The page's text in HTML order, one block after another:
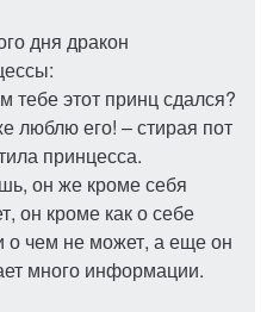
дня дракон
тебе этот принц сдался?
люблю его! – стирая пот
принцесса.
он же кроме себя
он кроме как о себе
о чем не может, а еще он
много информации.